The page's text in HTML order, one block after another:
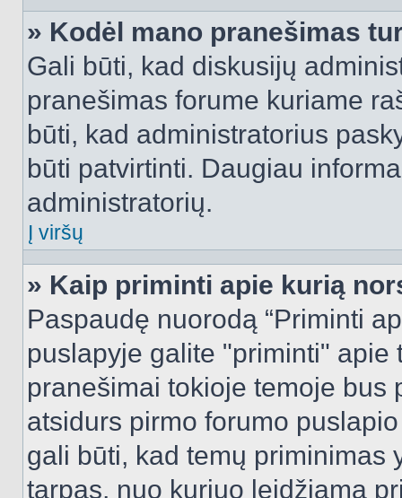
» Kodėl mano pranešimas
Gali būti, kad diskusijų
pranešimas forume kuriame
būti, kad administratorius
būti patvirtinti. Daugiau
administratorių.
Į viršų
» Kaip priminti apie kurią
Paspaudę nuorodą “Priminti
puslapyje galite "priminti"
pranešimai tokioje temoje bus
atsidurs pirmo forumo
gali būti, kad temų priminimas
tarpas, nuo kuriuo leidžiama